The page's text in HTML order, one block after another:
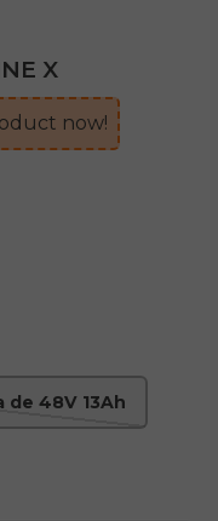
X
now!
de 48V 13Ah